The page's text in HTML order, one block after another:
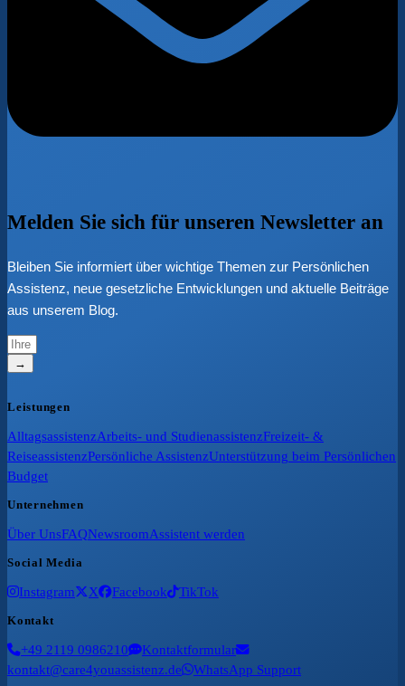
Melden Sie sich für unseren Newsletter an
Bleiben Sie informiert über wichtige Themen zur Persönlichen
Assistenz, neue gesetzliche Entwicklungen und aktuelle Beiträge
aus unserem Blog.
→
Leistungen
AlltagsassistenzArbeits- und StudienassistenzFreizeit- &
ReiseassistenzPersönliche AssistenzUnterstützung beim Persönlichen
Budget
Unternehmen
Über UnsFAQNewsroomAssistent werden
Social Media
Instagram X Facebook TikTok
Kontakt
+49 2119 0986210
Kontaktformular
kontakt@care4youassistenz.de
WhatsApp Support